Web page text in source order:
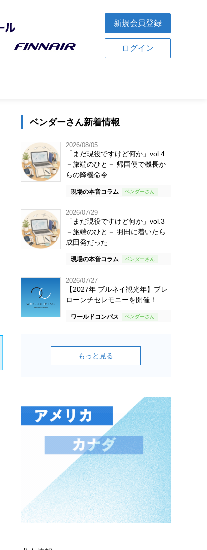
新規会員登録
ログイン
ベンダーさん新着情報
2026/08/05
「まだ現役ですけど何か」vol.4
－旅端のひと－ 帰国便で機長か
らの降機命令
現場の本音コラム
2026/07/29
「まだ現役ですけど何か」vol.3
－旅端のひと－ 羽田に着いたら
成田発だった
現場の本音コラム
2026/07/27
【2027年 ブルネイ観光年】プレ
ローンチセレモニーを開催！
ワールドコンパス
もっと見る